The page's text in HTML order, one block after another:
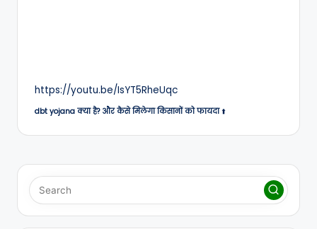
https://youtu.be/IsYT5RheUqc
dbt yojana क्या है? और कैसे मिलेगा किसानों को फायदा⬆️